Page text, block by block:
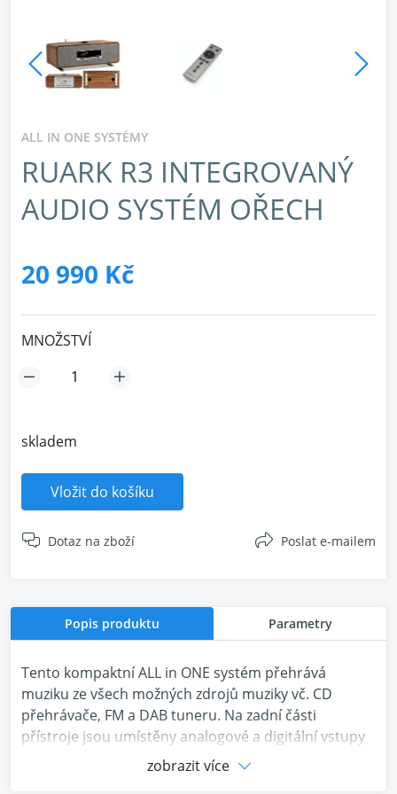
ALL IN ONE SYSTÉMY
RUARK R3 INTEGROVANÝ
AUDIO SYSTÉM OŘECH
20 990 Kč
MNOŽSTVÍ
skladem
Vložit do košíku
Dotaz na zboží Poslat e-mailem
Popis produktu Parametry
Tento kompaktní ALL in ONE systém přehrává
muziku ze všech možných zdrojů muziky vč. CD
přehrávače, FM a DAB tuneru. Na zadní části
přístroje jsou umístěny analogové a digitální vstupy
do kterých je možné připojit např. gramofon nebo
zobrazit více